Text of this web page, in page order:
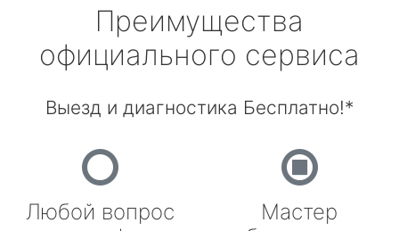
Преимущества
официального сервиса
Выезд и диагностика Бесплатно!*
Любой вопрос
Мастер